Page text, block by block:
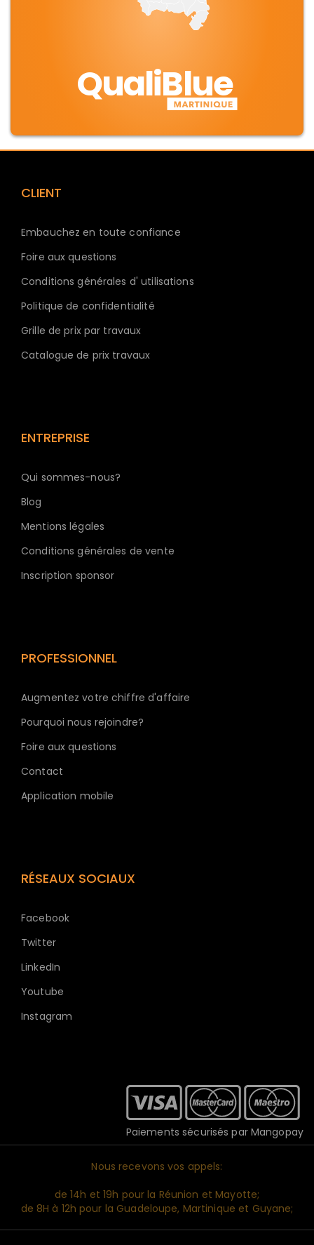
QualiBlue
CLIENT
Embauchez en toute confiance
Foire aux questions
Conditions générales d' utilisations
Politique de confidentialité
Grille de prix par travaux
Catalogue de prix travaux
ENTREPRISE
Qui sommes-nous?
Blog
Mentions légales
Conditions générales de vente
Inscription sponsor
PROFESSIONNEL
Augmentez votre chiffre d'affaire
Pourquoi nous rejoindre?
Foire aux questions
Contact
Application mobile
RÉSEAUX SOCIAUX
Facebook
Twitter
LinkedIn
Youtube
Instagram
Paiements sécurisés par Mangopay
Nous recevons vos appels:
de 14h et 19h pour la Réunion et Mayotte;
de 8H à 12h pour la Guadeloupe, Martinique et Guyane;